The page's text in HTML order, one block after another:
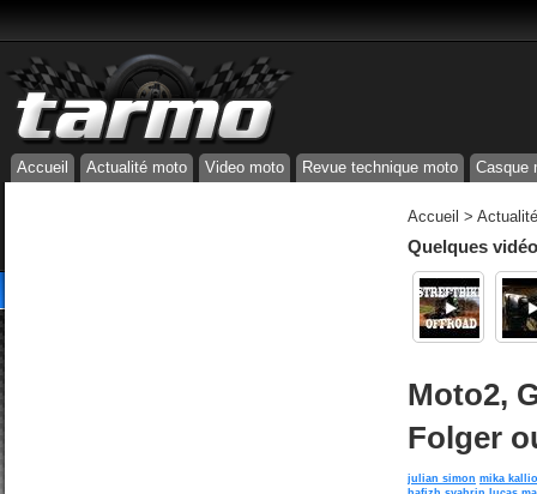
Accueil Actualité moto Video moto Revue technique moto Casque
Accueil >
Quelques
Moto2,
Folger
julian simon mika kallio